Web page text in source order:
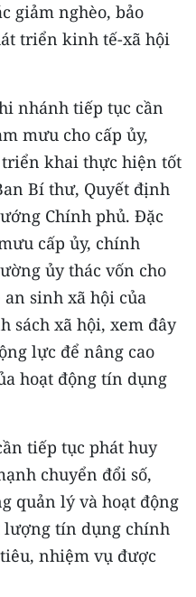
giảm nghèo, bảo
triển kinh tế-xã hội
nhánh tiếp tục cần
mưu cho cấp ủy,
khai thực hiện tốt
Bí thư, Quyết định
Chính phủ. Đặc
cấp ủy, chính
ủy thác vốn cho
sinh xã hội của
sách xã hội, xem đây
lực để nâng cao
hoạt động tín dụng
tiếp tục phát huy
chuyển đổi số,
quản lý và hoạt động
lượng tín dụng chính
nhiệm vụ được